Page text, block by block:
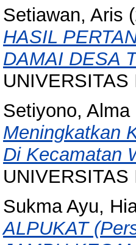
Setiawan, Aris
HASIL
DAMAI DESA
Setiyono,
Meningkatkan
Di Kecamatan
Sukma Ayu,
ALPUKAT